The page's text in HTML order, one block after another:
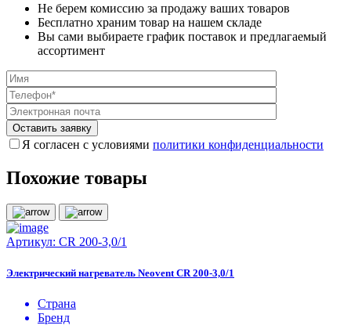
Не берем комиссию за продажу ваших товаров
Бесплатно храним товар на нашем складе
Вы сами выбираете график поставок и предлагаемый
ассортимент
Я согласен с условиями политики конфиденциальности
Похожие товары
Артикул: CR 200-3,0/1
Электрический нагреватель Neovent CR 200-3,0/1
Страна
Бренд